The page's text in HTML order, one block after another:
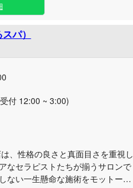
ら贅沢な時間が流れる特別な空間
に磨き上げたプロのセラピスト
ひとりの心により添い、深く魅了
た隠れ家で、深いリラクゼーショ
パ）
付 12:00 ~ 3:00)
、性格の良さと真面目さを重視し
なセラピストたちが揃うサロンで
ない一生懸命な施術をモットーと